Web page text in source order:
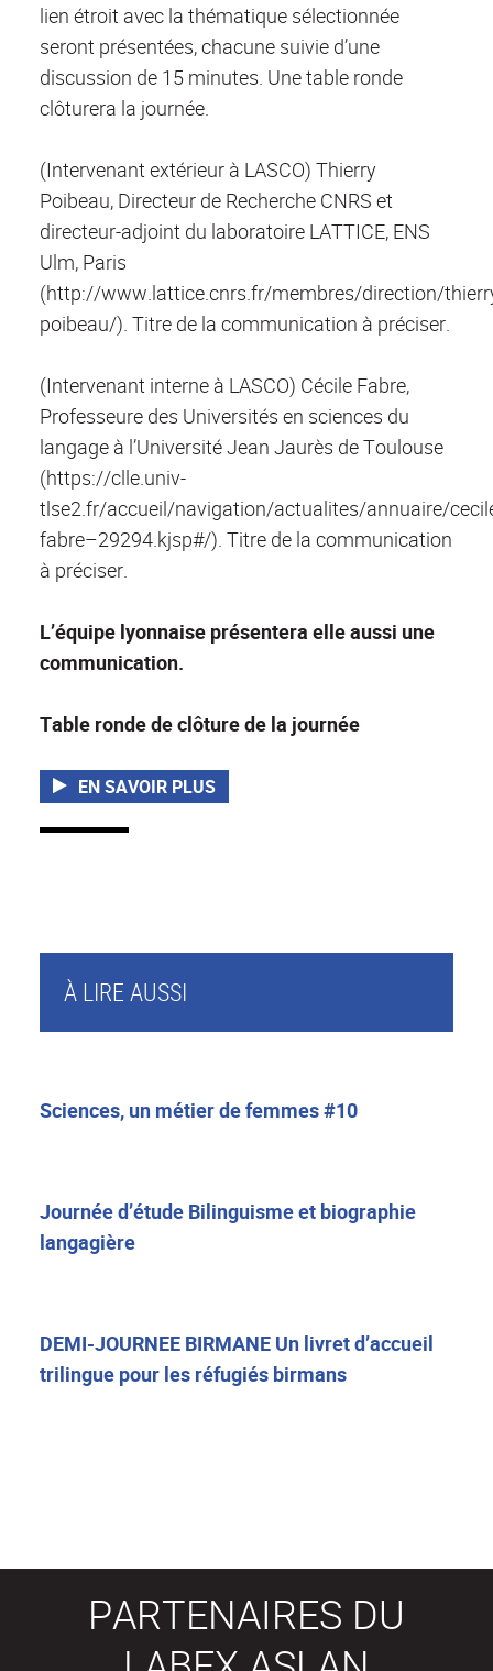
lien étroit avec la thématique sélectionnée
seront présentées, chacune suivie d’une
discussion de 15 minutes. Une table ronde
clôturera la journée.
(Intervenant extérieur à LASCO) Thierry
Poibeau, Directeur de Recherche CNRS et
directeur-adjoint du laboratoire LATTICE, ENS
Ulm, Paris
(http://www.lattice.cnrs.fr/membres/direction/
poibeau/). Titre de la communication à préciser.
(Intervenant interne à LASCO) Cécile Fabre,
Professeure des Universités en sciences du
langage à l’Université Jean Jaurès de Toulouse
(https://clle.univ-
tlse2.fr/accueil/navigation/actualites/annuaire/
fabre–29294.kjsp#/). Titre de la communication
à préciser.
L’équipe lyonnaise présentera elle aussi une
communication.
Table ronde de clôture de la journée
EN SAVOIR PLUS
À LIRE AUSSI
Sciences, un métier de femmes #10
Journée d’étude Bilinguisme et biographie
langagière
DEMI-JOURNEE BIRMANE Un livret d’accueil
trilingue pour les réfugiés birmans
PARTENAIRES DU